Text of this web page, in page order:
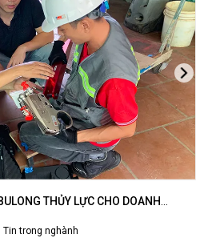
THỦY LỰC CHO DOANH
THI CÔNG CÁC DỰ ÁN OFFSHORE
Tin trong nghành